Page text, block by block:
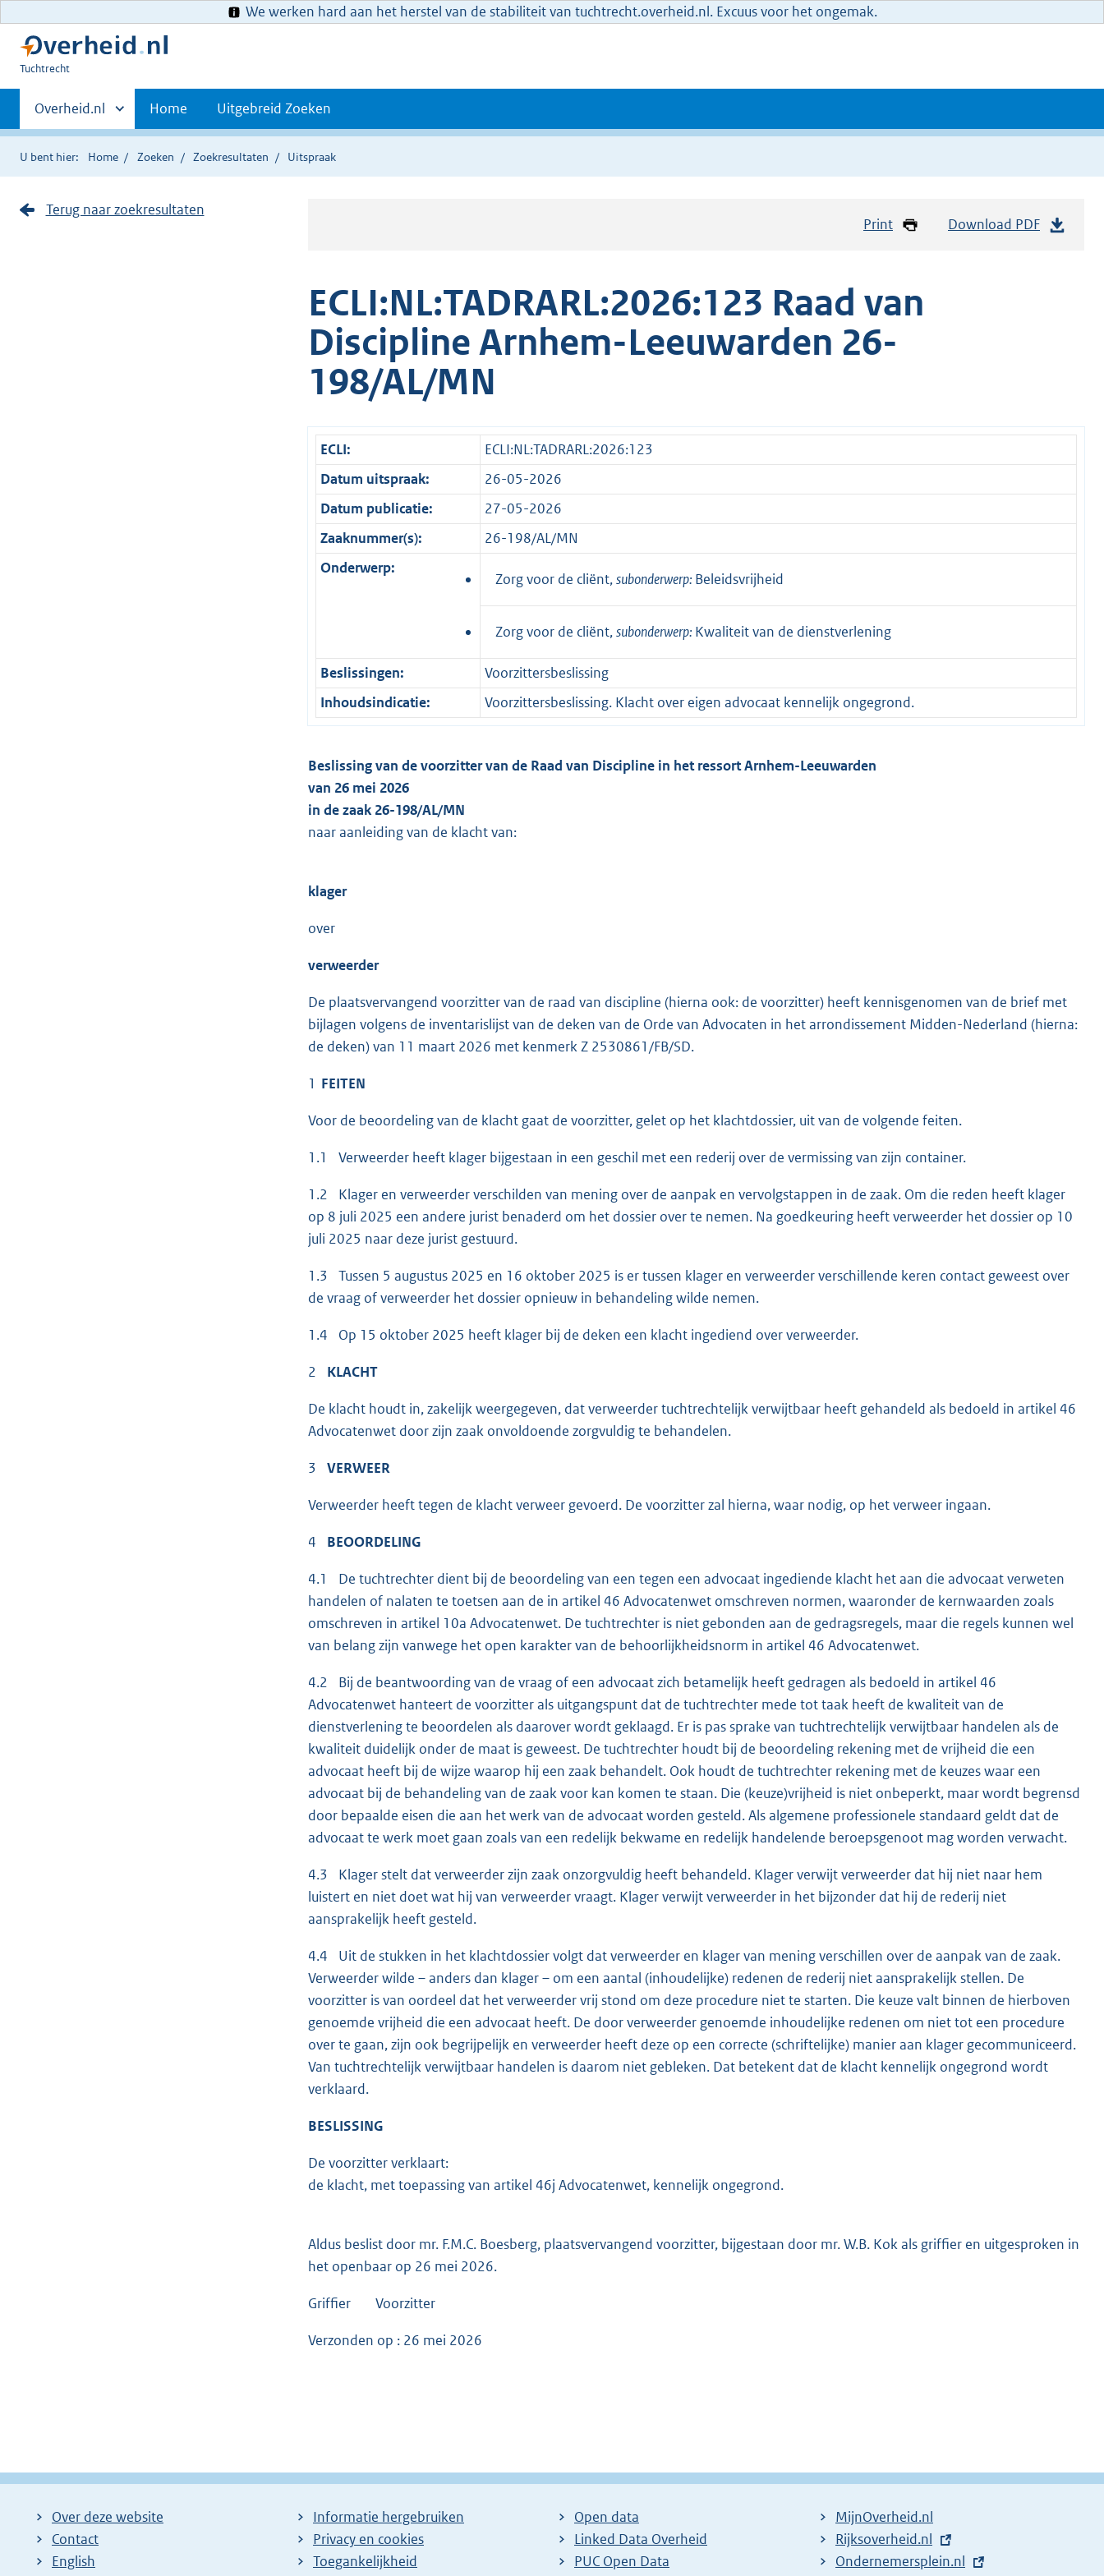
We werken hard aan het herstel van de stabiliteit van tuchtrecht.overheid.nl. Excuus voor het ongemak.
U
hier:
Tuchtrecht
Primaire
navigatie
Andere
sites
binnen
Overheid.nl Home Uitgebreid Zoeken
U bent hier: Home Zoeken Zoekresultaten Uitspraak
Print Download PDF
ECLI:NL:TADRARL:2026:123 Raad van
Discipline Arnhem-Leeuwarden 26-
198/AL/MN
ECLI:
ECLI:NL:TADRARL:2026:123
Datum uitspraak:
26-05-2026
Datum publicatie:
27-05-2026
Zaaknummer(s):
26-198/AL/MN
Onderwerp:
Zorg voor de cliënt,subonderwerp: Beleidsvrijheid
Zorg voor de cliënt,subonderwerp: Kwaliteit van de dienstverlening
Beslissingen:
Voorzittersbeslissing
Inhoudsindicatie:
Voorzittersbeslissing. Klacht over eigen advocaat kennelijk ongegrond.
Beslissing van de voorzitter van de Raad van Discipline in het ressort Arnhem-Leeuwarden
van 26 mei 2026
in de zaak 26-198/AL/MN
naar aanleiding van de klacht van:
klager
over
verweerder
De plaatsvervangend voorzitter van de raad van discipline (hierna ook: de voorzitter) heeft kennisgenomen van de brief met
bijlagen volgens de inventarislijst van de deken van de Orde van Advocaten in het arrondissement Midden-Nederland (hierna:
de deken) van 11 maart 2026 met kenmerk Z 2530861/FB/SD.
1 FEITEN
Voor de beoordeling van de klacht gaat de voorzitter, gelet op het klachtdossier, uit van de volgende feiten.
1.1 Verweerder heeft klager bijgestaan in een geschil met een rederij over de vermissing van zijn container.
1.2 Klager en verweerder verschilden van mening over de aanpak en vervolgstappen in de zaak. Om die reden heeft klager
op 8 juli 2025 een andere jurist benaderd om het dossier over te nemen. Na goedkeuring heeft verweerder het dossier op 10
juli 2025 naar deze jurist gestuurd.
1.3 Tussen 5 augustus 2025 en 16 oktober 2025 is er tussen klager en verweerder verschillende keren contact geweest over
de vraag of verweerder het dossier opnieuw in behandeling wilde nemen.
1.4 Op 15 oktober 2025 heeft klager bij de deken een klacht ingediend over verweerder.
2 KLACHT
De klacht houdt in, zakelijk weergegeven, dat verweerder tuchtrechtelijk verwijtbaar heeft gehandeld als bedoeld in artikel 46
Advocatenwet door zijn zaak onvoldoende zorgvuldig te behandelen.
3 VERWEER
Verweerder heeft tegen de klacht verweer gevoerd. De voorzitter zal hierna, waar nodig, op het verweer ingaan.
4 BEOORDELING
4.1 De tuchtrechter dient bij de beoordeling van een tegen een advocaat ingediende klacht het aan die advocaat verweten
handelen of nalaten te toetsen aan de in artikel 46 Advocatenwet omschreven normen, waaronder de kernwaarden zoals
omschreven in artikel 10a Advocatenwet. De tuchtrechter is niet gebonden aan de gedragsregels, maar die regels kunnen wel
van belang zijn vanwege het open karakter van de behoorlijkheidsnorm in artikel 46 Advocatenwet.
4.2 Bij de beantwoording van de vraag of een advocaat zich betamelijk heeft gedragen als bedoeld in artikel 46
Advocatenwet hanteert de voorzitter als uitgangspunt dat de tuchtrechter mede tot taak heeft de kwaliteit van de
dienstverlening te beoordelen als daarover wordt geklaagd. Er is pas sprake van tuchtrechtelijk verwijtbaar handelen als de
kwaliteit duidelijk onder de maat is geweest. De tuchtrechter houdt bij de beoordeling rekening met de vrijheid die een
advocaat heeft bij de wijze waarop hij een zaak behandelt. Ook houdt de tuchtrechter rekening met de keuzes waar een
advocaat bij de behandeling van de zaak voor kan komen te staan. Die (keuze)vrijheid is niet onbeperkt, maar wordt begrensd
door bepaalde eisen die aan het werk van de advocaat worden gesteld. Als algemene professionele standaard geldt dat de
advocaat te werk moet gaan zoals van een redelijk bekwame en redelijk handelende beroepsgenoot mag worden verwacht.
4.3 Klager stelt dat verweerder zijn zaak onzorgvuldig heeft behandeld. Klager verwijt verweerder dat hij niet naar hem
luistert en niet doet wat hij van verweerder vraagt. Klager verwijt verweerder in het bijzonder dat hij de rederij niet
aansprakelijk heeft gesteld.
4.4 Uit de stukken in het klachtdossier volgt dat verweerder en klager van mening verschillen over de aanpak van de zaak.
Verweerder wilde – anders dan klager – om een aantal (inhoudelijke) redenen de rederij niet aansprakelijk stellen. De
voorzitter is van oordeel dat het verweerder vrij stond om deze procedure niet te starten. Die keuze valt binnen de hierboven
genoemde vrijheid die een advocaat heeft. De door verweerder genoemde inhoudelijke redenen om niet tot een procedure
over te gaan, zijn ook begrijpelijk en verweerder heeft deze op een correcte (schriftelijke) manier aan klager gecommuniceerd.
Van tuchtrechtelijk verwijtbaar handelen is daarom niet gebleken. Dat betekent dat de klacht kennelijk ongegrond wordt
verklaard.
BESLISSING
De voorzitter verklaart:
de klacht, met toepassing van artikel 46j Advocatenwet, kennelijk ongegrond.
Aldus beslist door mr. F.M.C. Boesberg, plaatsvervangend voorzitter, bijgestaan door mr. W.B. Kok als griffier en uitgesproken in
het openbaar op 26 mei 2026.
Griffier Voorzitter
Verzonden op : 26 mei 2026
Terug naar zoekresultaten
Over deze website
Contact
English
Informatie hergebruiken
Privacy en cookies
Toegankelijkheid
Open data
Linked Data Overheid
PUC Open Data
MijnOverheid.nl
E
x
Rijksoverheid.nl
E
Ondernemersplein.nl